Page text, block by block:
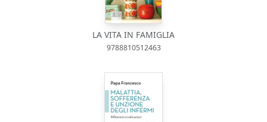
LA VITA IN FAMIGLIA
9788810512463